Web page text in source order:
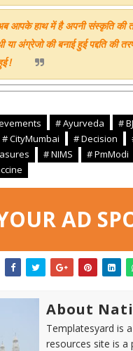
आपके हाथ में है अपनी संस्कृति की
या अंग्रेजो की बनाई हुई पद्दति की
!
# Ayurveda #
# CityMumbai # Decision
# NIMS # PmModi
AD
About
Templatesyard is
resources site is a